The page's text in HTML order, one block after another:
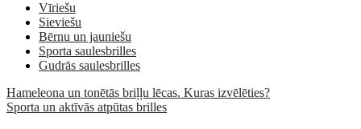
Vīriešu
Sieviešu
Bērnu un jauniešu
Sporta saulesbrilles
Gudrās saulesbrilles
Hameleona un tonētās briļļu lēcas. Kuras izvēlēties?
Sporta un aktīvās atpūtas brilles